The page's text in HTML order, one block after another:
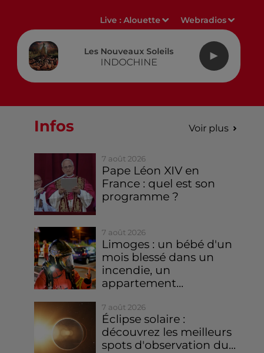
Live :Alouette Webradios
Les Nouveaux Soleils
INDOCHINE
Infos Voir plus
7 août 2026
Pape Léon XIV en
France : quel est son
programme ?
7 août 2026
Limoges : un bébé d'un
mois blessé dans un
incendie, un
appartement...
7 août 2026
Éclipse solaire :
découvrez les meilleurs
spots d'observation du...